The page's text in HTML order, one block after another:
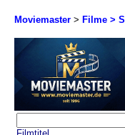
Moviemaster > Filme > S